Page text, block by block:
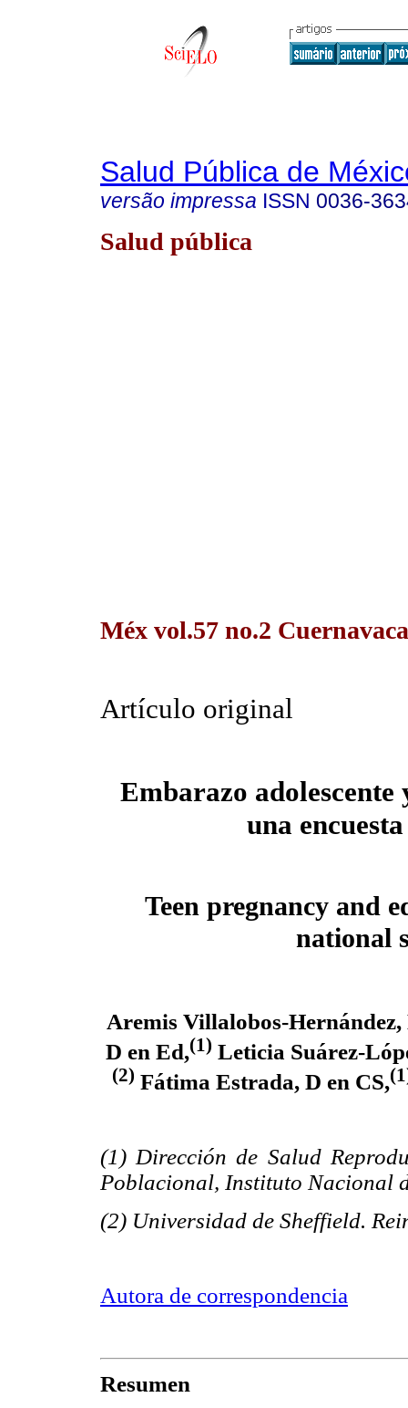
Salud Pública de
versão impressa ISSN 0036-
Salud pública
Méx vol.57 no.2
Artículo original
Embarazo
una
Teen pregnancy and
national
Aremis Villalobos-Hernández,
D en Ed,(1) Leticia Suárez-
(2) Fátima Estrada, D en CS,
(1) Dirección de Salud
Poblacional, Instituto Nacional
(2) Universidad de Sheffield.
Autora de correspondencia
Resumen